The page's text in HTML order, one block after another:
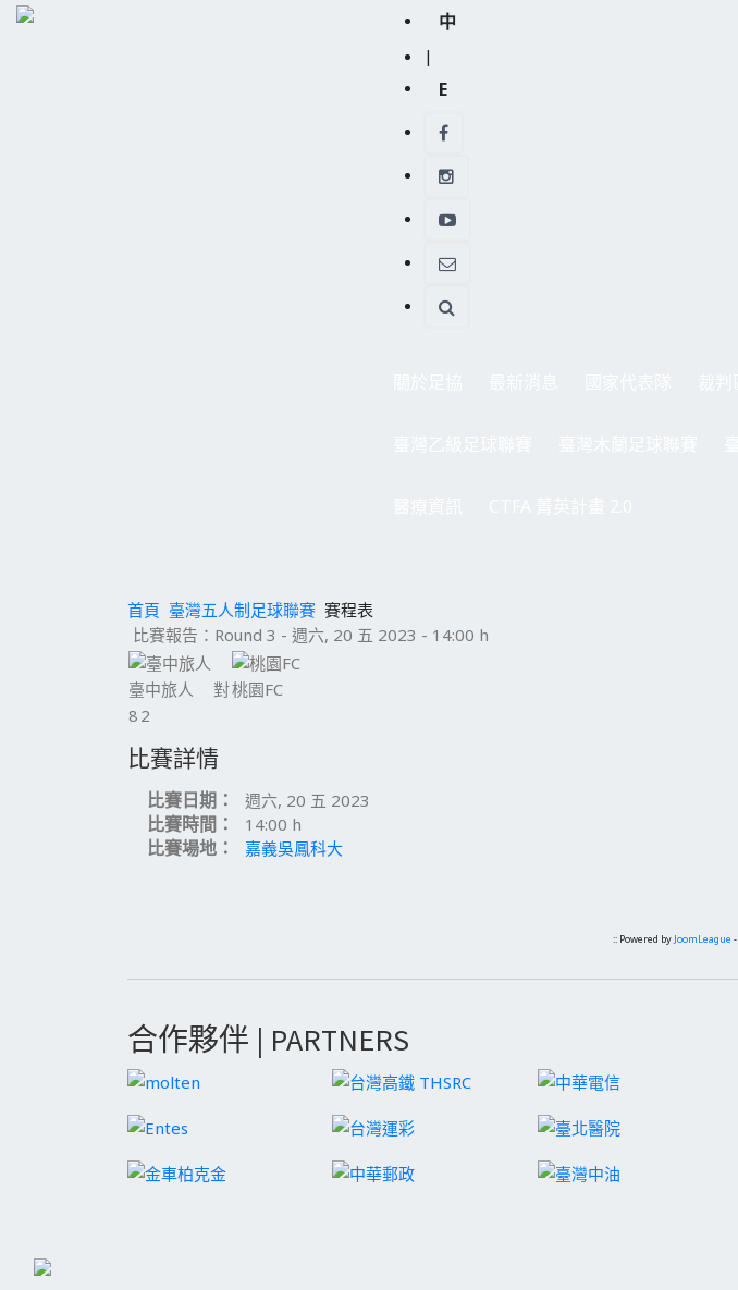
中
|
E
首頁 臺灣五人制足球聯賽 賽程表
比賽報告：Round 3 - 週六, 20 五 2023 - 14:00 h
臺中旅人 對桃園FC
8 2
比賽詳情
比賽日期： 週六, 20 五 2023
比賽時間： 14:00 h
比賽場地： 嘉義吳鳳科大
:: Powered by JoomLeague -
合作夥伴 | PARTNERS